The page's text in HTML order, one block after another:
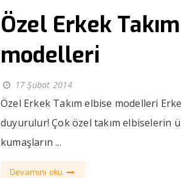
Özel Erkek
modelleri
17 Şubat 2014
Özel Erkek Takım elbise modelleri
duyurulur! Çok özel takım elbiselerin
kumaşların ...
Devamını oku